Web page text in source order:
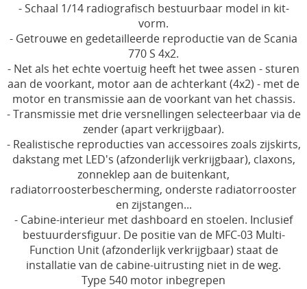
- Schaal 1/14 radiografisch bestuurbaar model in kit-
vorm.
- Getrouwe en gedetailleerde reproductie van de Scania
770 S 4x2.
- Net als het echte voertuig heeft het twee assen - sturen
aan de voorkant, motor aan de achterkant (4x2) - met de
motor en transmissie aan de voorkant van het chassis.
- Transmissie met drie versnellingen selecteerbaar via de
zender (apart verkrijgbaar).
- Realistische reproducties van accessoires zoals zijskirts,
dakstang met LED's (afzonderlijk verkrijgbaar), claxons,
zonneklep aan de buitenkant,
radiatorroosterbescherming, onderste radiatorrooster
en zijstangen...
- Cabine-interieur met dashboard en stoelen. Inclusief
bestuurdersfiguur. De positie van de MFC-03 Multi-
Function Unit (afzonderlijk verkrijgbaar) staat de
installatie van de cabine-uitrusting niet in de weg.
Type 540 motor inbegrepen